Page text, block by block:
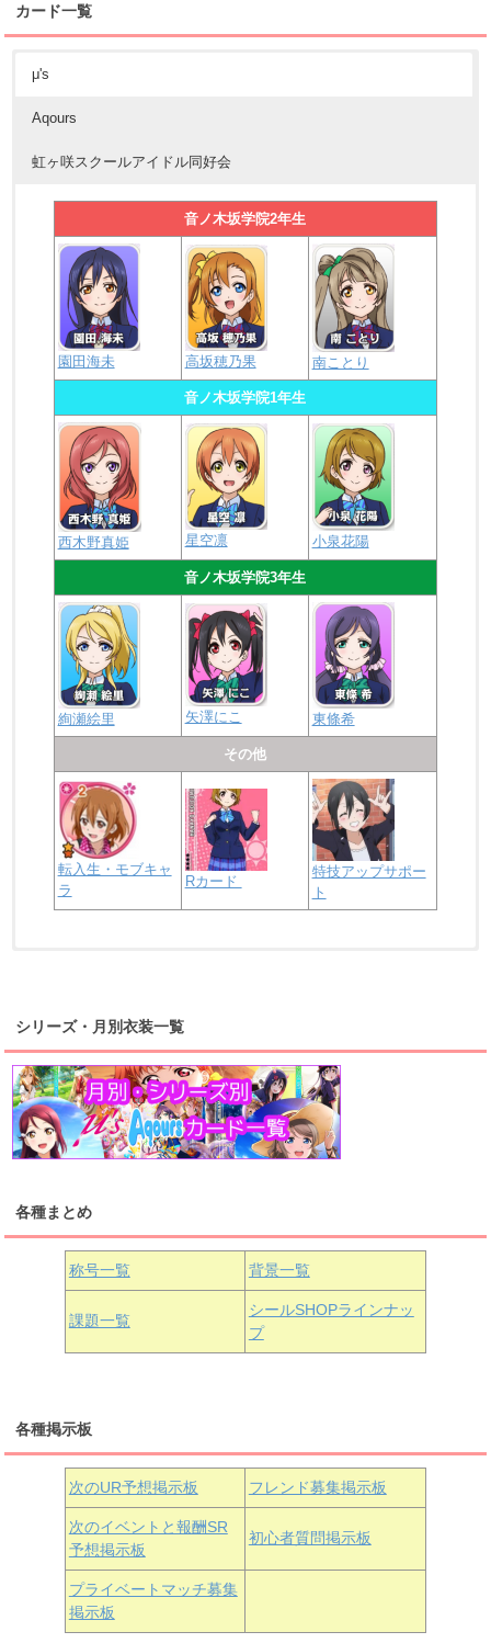
カード一覧
μ's
Aqours
虹ヶ咲スクールアイドル同好会
音ノ木坂学院2年生
園田海未 高坂穂乃果 南ことり
音ノ木坂学院1年生
西木野真姫 星空凛 小泉花陽
音ノ木坂学院3年生
絢瀬絵里 矢澤にこ 東條希
その他
転入生・モブキャ
ラ
Rカード
特技アップサポー
ト
桜内梨子 高海千歌 渡辺曜
浦の星女学院1年生
津島善子 黒澤ルビィ
浦の星女学院3年生
黒澤ダイヤ
上原歩夢 宮下愛 優木せつ菜
虹ヶ咲学園1年生
中須かすみ 天王寺璃奈
朝香果林 近江彼方 エマ・ヴェルデ
シリーズ・月別衣装一覧
各種まとめ
称号一覧 背景一覧
課題一覧
シールSHOPラインナッ
プ
各種掲示板
次のUR予想掲示板 フレンド募集掲示板
次のイベントと報酬SR
予想掲示板
初心者質問掲示板
プライベートマッチ募集
掲示板